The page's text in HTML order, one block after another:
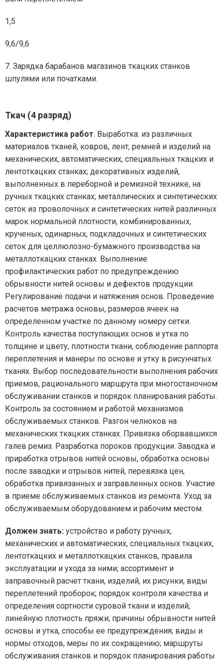
1,5
9,6/9,6
7. Зарядка барабанов магазинов ткацких станков
шпулями или початками.
Ткач (4 разряд)
Характеристика работ. Выработка: из различных
материалов тканей, ковров, лент, ремней и изделий на
механических, автоматических, специальных ткацких и
лентоткацких станках; декоративных изделий,
выполненных в переборной и ремизной технике, на
ручных ткацких станках; металлических и синтетических
сеток из проволочных и синтетических нитей различных
марок нормальной плотности, комбинированных,
крученых, одинарных, подкладочных и синтетических
сеток для целлюлозно-бумажного производства на
металлоткацких станках. Выполнение
профилактических работ по предупреждению
обрывности нитей основы и дефектов продукции.
Регулирование подачи и натяжения основ. Проведение
расчетов метража основы, размеров ячеек на
определенном участке по данному номеру сетки.
Контроль качества поступающих основ и утка по
толщине и цвету, плотности ткани, соблюдение раппорта
переплетения и манеры по основе и утку в рисунчатых
тканях. Выбор последовательности выполнения рабочих
приемов, рационального маршрута при многостаночном
обслуживании станков и порядок планирования работы.
Контроль за состоянием и работой механизмов
обслуживаемых станков. Разгон челноков на
механических ткацких станках. Привязка оборвавшихся
галев ремиз. Разработка пороков продукции. Заводка и
приработка отрывов нитей основы, обработка основы
после заводки и отрывов нитей, перевязка цен,
обработка привязанных и заправленных основ. Участие
в приеме обслуживаемых станков из ремонта. Уход за
обслуживаемым оборудованием и рабочим местом.
Должен знать: устройство и работу ручных,
механических и автоматических, специальных ткацких,
лентоткацких и металлоткацких станков, правила
эксплуатации и ухода за ними; ассортимент и
заправочный расчет ткани, изделий, их рисунки, виды
переплетений проборок; порядок контроля качества и
определения сортности суровой ткани и изделий;
линейную плотность пряжи; причины обрывности нитей
основы и утка, способы ее предупреждения; виды и
нормы отходов, меры по их сокращению; маршруты
обслуживания станков и порядок планирования работы